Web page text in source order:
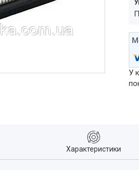
У
Характеристики